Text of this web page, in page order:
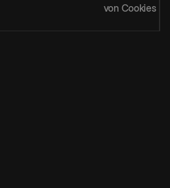
von Cookies